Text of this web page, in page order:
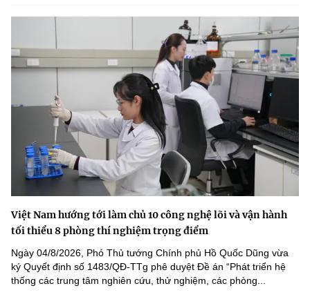
Việt Nam hướng tới làm chủ 10 công nghệ lõi và vận hành
tối thiểu 8 phòng thí nghiệm trọng điểm
Ngày 04/8/2026, Phó Thủ tướng Chính phủ Hồ Quốc Dũng vừa
ký Quyết định số 1483/QĐ-TTg phê duyệt Đề án “Phát triển hệ
thống các trung tâm nghiên cứu, thử nghiệm, các phòng...